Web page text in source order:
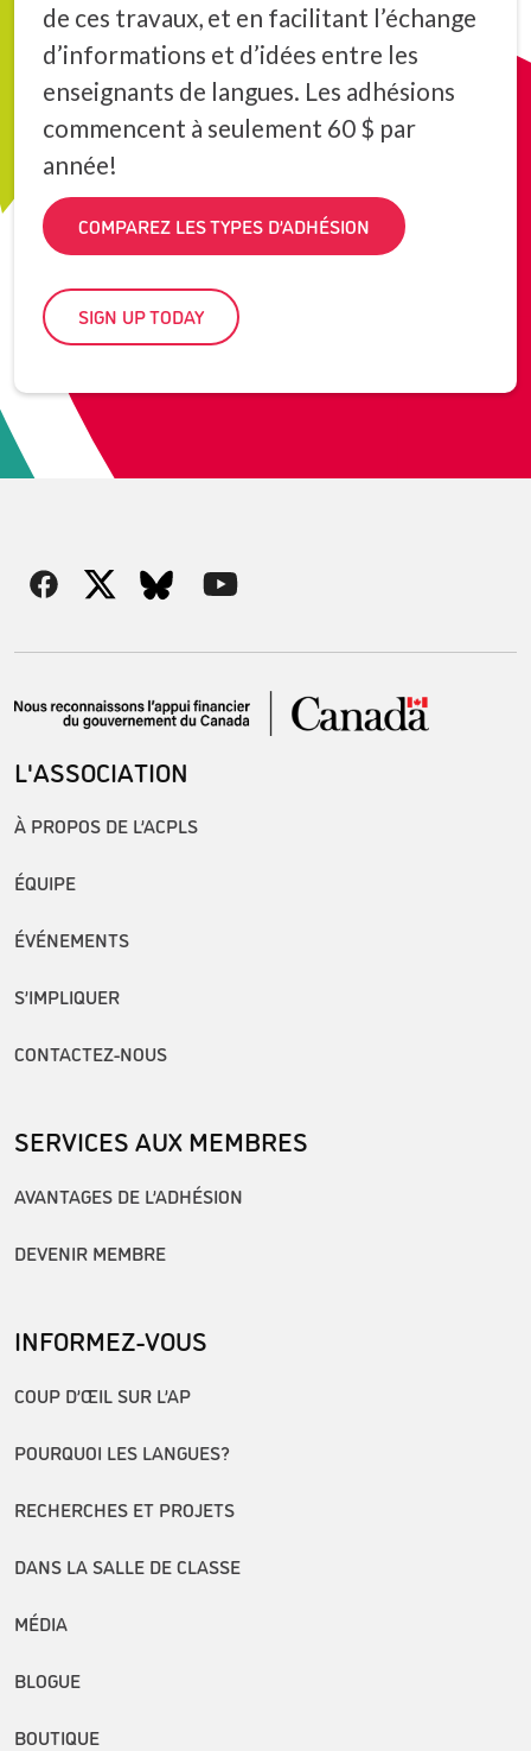
de ces travaux, et en facilitant l’échange
d’informations et d’idées entre les
enseignants de langues. Les adhésions
commencent à seulement 60 $ par
année!
COMPAREZ LES TYPES D’ADHÉSION
SIGN UP TODAY
L'ASSOCIATION
À PROPOS DE L’ACPLS
ÉQUIPE
ÉVÉNEMENTS
S’IMPLIQUER
CONTACTEZ-NOUS
SERVICES AUX MEMBRES
AVANTAGES DE L’ADHÉSION
DEVENIR MEMBRE
INFORMEZ-VOUS
COUP D’ŒIL SUR L’AP
POURQUOI LES LANGUES?
RECHERCHES ET PROJETS
DANS LA SALLE DE CLASSE
MÉDIA
BLOGUE
BOUTIQUE